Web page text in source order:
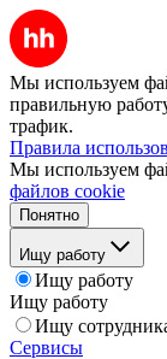
Мы используем
правильную
трафик.
Правила
Мы используем
файлов cookie
Понятно
Ищу работу
Ищу работу
Ищу работу
Ищу
Сервисы